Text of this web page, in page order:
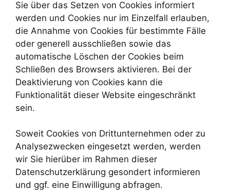
Sie über das Setzen von Cookies informiert
werden und Cookies nur im Einzelfall erlauben,
die Annahme von Cookies für bestimmte Fälle
oder generell ausschließen sowie das
automatische Löschen der Cookies beim
Schließen des Browsers aktivieren. Bei der
Deaktivierung von Cookies kann die
Funktionalität dieser Website eingeschränkt
sein.
Soweit Cookies von Drittunternehmen oder zu
Analysezwecken eingesetzt werden, werden
wir Sie hierüber im Rahmen dieser
Datenschutzerklärung gesondert informieren
und ggf. eine Einwilligung abfragen.